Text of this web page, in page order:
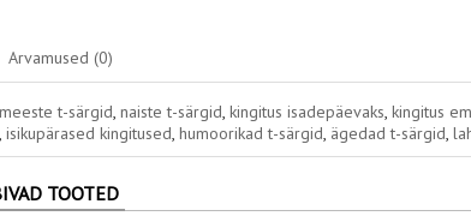
Arvamused (0)
meeste t-särgid, naiste t-särgid, kingitus isadepäevaks, kingitus
, isikupärased kingitused, humoorikad t-särgid, ägedad t-särgid,
TOOTED